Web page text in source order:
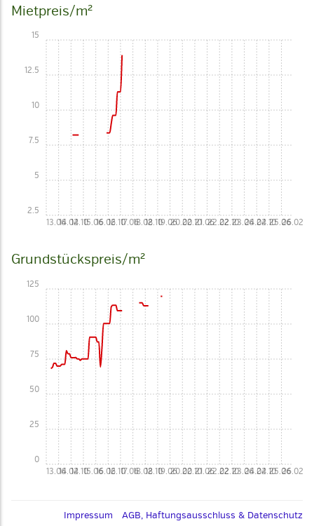
Mietpreis/m²
13.0614.0214.1015.0616.0216.1017.0618.0218.1019.0620.0220.1021.0622.0222.1023.0624.0224.1025.0626.02
2.5
5
7.5
10
12.5
15
Grundstückspreis/m²
13.0614.0214.1015.0616.0216.1017.0618.0218.1019.0620.0220.1021.0622.0222.1023.0624.0224.1025.0626.02
0
25
50
75
100
125
Impressum AGB, Haftungsausschluss & Datenschutz